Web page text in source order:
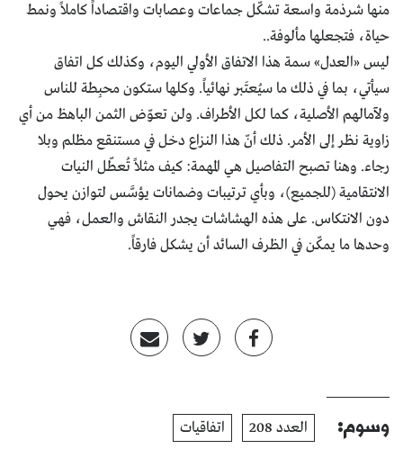
منها شرذمة واسعة تشكّل جماعات وعصابات واقتصاداً كاملاً ونمط
حياة، فتجعلها مألوفة..
ليس «العدل» سمة هذا الاتفاق الأولي اليوم، وكذلك كل اتفاق
سيأتي، بما في ذلك ما سيُعتَبر نهائياً. وكلها ستكون محبِطة للناس
ولآمالهم الأصلية، كما لكل الأطراف. ولن تعوّض الثمن الباهظ من أي
زاوية نظر إلى الأمر. ذلك أنّ هذا النزاع دخل في مستنقع مظلم وبلا
رجاء. وهنا تصبح التفاصيل هي المهمة: كيف مثلاً تُعطّل النيات
الانتقامية (للجميع)، وبأي ترتيبات وضمانات يؤسَّس لتوازن يحول
دون الانتكاس. على هذه الهشاشات يجدر النقاش والعمل، فهي
وحدها ما يمكّن في الظرف السائد أن يشكل فارقاً.
وسوم: العدد 208 اتفاقيات